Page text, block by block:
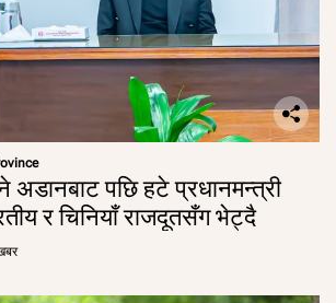
पछि हटे प्रधानमन्त्री
र चिनियाँ राजदूतसँग भेट्दै